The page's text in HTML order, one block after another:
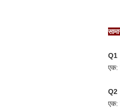
एक:
एक: